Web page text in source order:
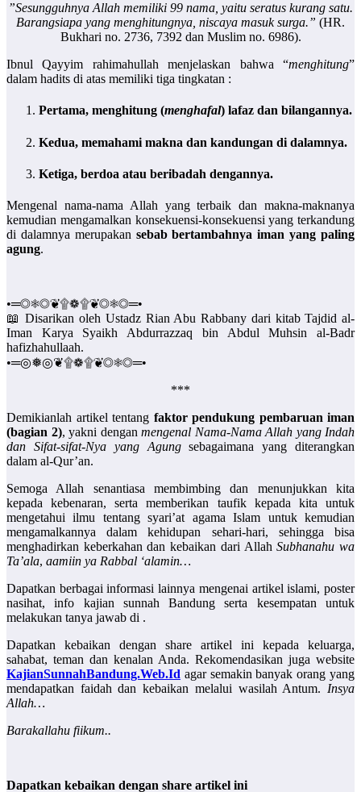
”Sesungguhnya Allah memiliki 99 nama, yaitu seratus kurang satu.
Barangsiapa yang menghitungnya, niscaya masuk surga.” (HR.
Bukhari no. 2736, 7392 dan Muslim no. 6986).
Ibnul Qayyim rahimahullah menjelaskan bahwa “menghitung”
dalam hadits di atas memiliki tiga tingkatan :
Pertama, menghitung (menghafal) lafaz dan bilangannya.
Kedua, memahami makna dan kandungan di dalamnya.
Ketiga, berdoa atau beribadah dengannya.
Mengenal nama-nama Allah yang terbaik dan makna-maknanya
kemudian mengamalkan konsekuensi-konsekuensi yang terkandung
di dalamnya merupakan sebab bertambahnya iman yang paling
agung.
•═◎❅◎❦۩❁۩❦◎❅◎═•
📖 Disarikan oleh Ustadz Rian Abu Rabbany dari kitab Tajdid al-
Iman Karya Syaikh Abdurrazzaq bin Abdul Muhsin al-Badr
hafizhahullaah.
•═◎❅◎❦۩❁۩❦◎❅◎═•
***
Demikianlah artikel tentang faktor pendukung pembaruan iman
(bagian 2), yakni dengan mengenal Nama-Nama Allah yang Indah
dan Sifat-sifat-Nya yang Agungsebagaimana yang diterangkan
dalam al-Qur’an.
Semoga Allah senantiasa membimbing dan menunjukkan kita
kepada kebenaran, serta memberikan taufik kepada kita untuk
mengetahui ilmu tentang syari’at agama Islam untuk kemudian
mengamalkannya dalam kehidupan sehari-hari, sehingga bisa
menghadirkan keberkahan dan kebaikan dari AllahSubhanahu wa
Ta’ala, aamiin ya Rabbal ‘alamin…
Dapatkan berbagai informasi lainnya mengenai artikel islami, poster
nasihat, info kajian sunnah Bandung serta kesempatan untuk
melakukan tanya jawab di .
Dapatkan kebaikan dengan share artikel ini kepada keluarga,
sahabat, teman dan kenalan Anda. Rekomendasikan juga website
KajianSunnahBandung.Web.Id agar semakin banyak orang yang
mendapatkan faidah dan kebaikan melalui wasilah Antum. Insya
Allah…
Barakallahu fiikum..
Dapatkan kebaikan dengan share artikel ini